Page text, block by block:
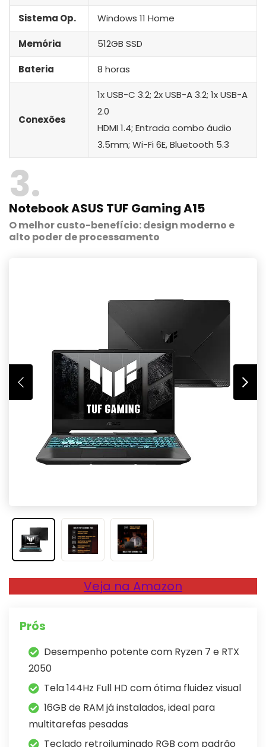
Sistema Op. Windows 11 Home
Memória 512GB SSD
Bateria 8 horas
Conexões
1x USB-C 3.2; 2x USB-A 3.2; 1x USB-A
2.0
HDMI 1.4; Entrada combo áudio
3.5mm; Wi-Fi 6E, Bluetooth 5.3
3
Notebook ASUS TUF Gaming A15
O melhor custo-benefício: design moderno e
alto poder de processamento
Veja na Amazon
Prós
Desempenho potente com Ryzen 7 e RTX
2050
Tela 144Hz Full HD com ótima fluidez visual
16GB de RAM já instalados, ideal para
multitarefas pesadas
Teclado retroiluminado RGB com padrão